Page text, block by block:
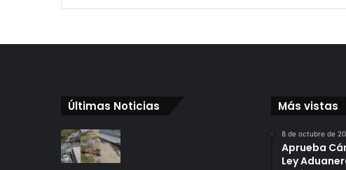
Últimas Noticias Más vistas
8 de octubre de
Aprueba
Ley